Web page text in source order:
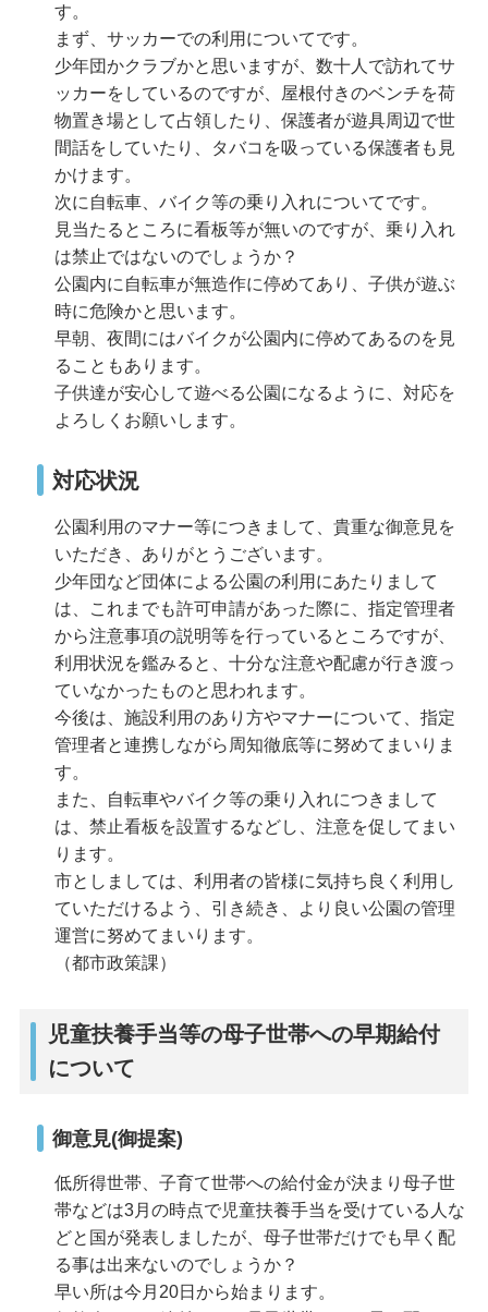
す。
まず、サッカーでの利用についてです。
少年団かクラブかと思いますが、数十人で訪れてサ
ッカーをしているのですが、屋根付きのベンチを荷
物置き場として占領したり、保護者が遊具周辺で世
間話をしていたり、タバコを吸っている保護者も見
かけます。
次に自転車、バイク等の乗り入れについてです。
見当たるところに看板等が無いのですが、乗り入れ
は禁止ではないのでしょうか？
公園内に自転車が無造作に停めてあり、子供が遊ぶ
時に危険かと思います。
早朝、夜間にはバイクが公園内に停めてあるのを見
ることもあります。
子供達が安心して遊べる公園になるように、対応を
よろしくお願いします。
対応状況
公園利用のマナー等につきまして、貴重な御意見を
いただき、ありがとうございます。
少年団など団体による公園の利用にあたりまして
は、これまでも許可申請があった際に、指定管理者
から注意事項の説明等を行っているところですが、
利用状況を鑑みると、十分な注意や配慮が行き渡っ
ていなかったものと思われます。
今後は、施設利用のあり方やマナーについて、指定
管理者と連携しながら周知徹底等に努めてまいりま
す。
また、自転車やバイク等の乗り入れにつきまして
は、禁止看板を設置するなどし、注意を促してまい
ります。
市としましては、利用者の皆様に気持ち良く利用し
ていただけるよう、引き続き、より良い公園の管理
運営に努めてまいります。
（都市政策課）
児童扶養手当等の母子世帯への早期給付
について
御意見(御提案)
低所得世帯、子育て世帯への給付金が決まり母子世
帯などは3月の時点で児童扶養手当を受けている人な
どと国が発表しましたが、母子世帯だけでも早く配
る事は出来ないのでしょうか？
早い所は今月20日から始まります。